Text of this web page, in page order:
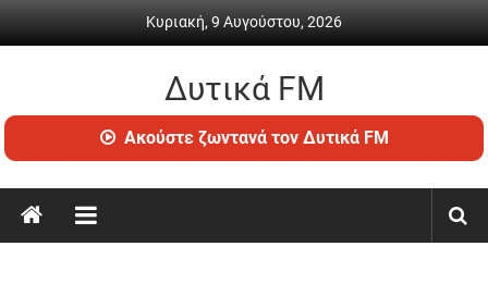
Κυριακή, 9 Αυγούστου, 2026
Δυτικά FM
Ραδιόφωνο
•
ενημέρωση
Ακούστε ζωντανά τον Δυτικά FM